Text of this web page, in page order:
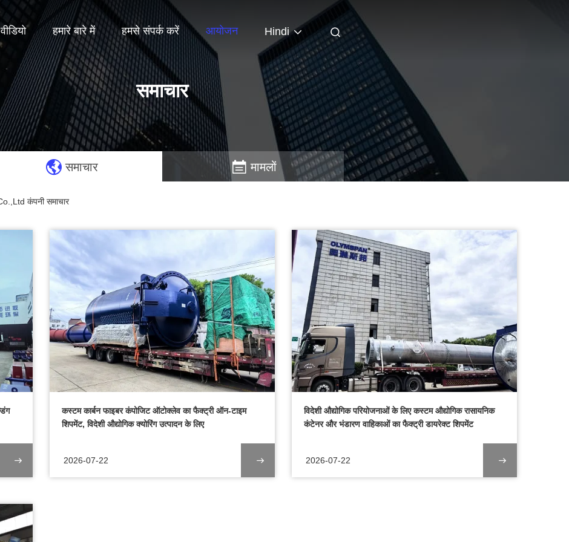
वीडियो हमारे बारे में हमसे संपर्क करें आयोजन Hindi
समाचार
समाचार मामलों
कंपनी समाचार
कस्टम कार्बन फाइबर कंपोजिट ऑटोक्लेव का फैक्ट्री ऑन-टाइम
शिपमेंट, विदेशी औद्योगिक क्योरिंग उत्पादन के लिए
2026-07-22
विदेशी औद्योगिक परियोजनाओं के लिए कस्टम औद्योगिक रासायनिक
कंटेनर और भंडारण वाहिकाओं का फैक्ट्री डायरेक्ट शिपमेंट
2026-07-22